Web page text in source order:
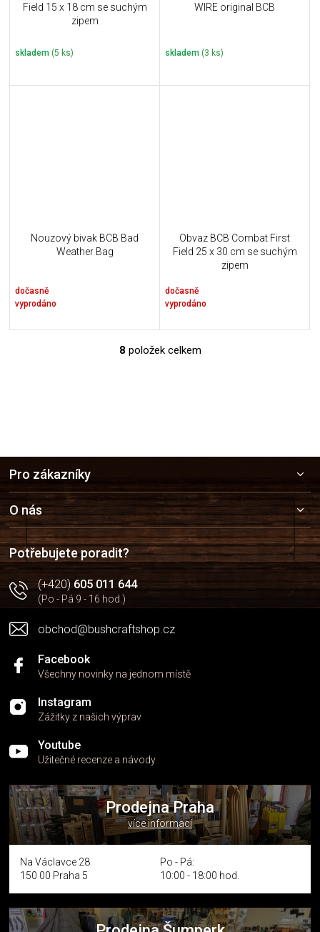
Field 15 x 18 cm se suchým
zipem
skladem (5 ks)
WIRE original BCB
skladem (3 ks)
Nouzový bivak BCB Bad
Weather Bag
dočasně
vyprodáno
Obvaz BCB Combat First
Field 25 x 30 cm se suchým
zipem
dočasně
vyprodáno
O
v
k
y
v
ý
p
s
8 položek celkem
a
t
í
Pro zákazníky
O nás
Potřebujete poradit?
(+420)605 011 644
(Po - Pá 9 - 16 hod.)
obchod@bushcraftshop.cz
Facebook
Všechny novinky na jednom místě
Instagram
Zážitky z našich výprav
Youtube
Užitečné recenze a návody
Prodejna Praha
více informací
Na Václavce 28
150 00 Praha 5
Po - Pá:
10:00 - 18:00 hod.